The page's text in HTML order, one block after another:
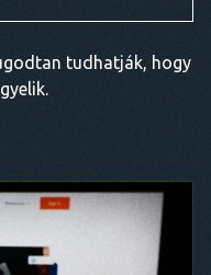
tudhatják, hogy